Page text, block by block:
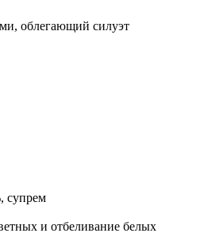
облегающий силуэт
супрем
и отбеливание белых